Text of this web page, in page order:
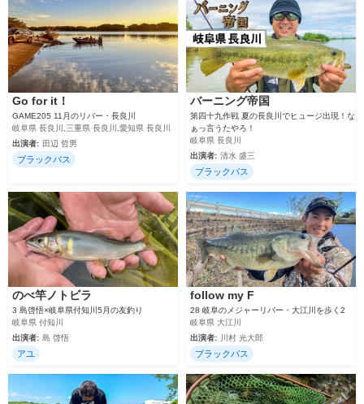
Go for it！
GAME205 11月のリバー・長良川
岐阜県 長良川,三重県 長良川,愛知県 長良川
出演者: 田辺 哲男
ブラックバス
バーニング帝国
第四十九作戦 夏の長良川でヒュージ出現！な
ぁっ言うたやろ！
岐阜県 長良川
出演者: 清水 盛三
ブラックバス
のべ竿ノトビラ
3 島啓悟×岐阜県付知川5月の友釣り
岐阜県 付知川
出演者: 島 啓悟
アユ
follow my F
28 岐阜のメジャーリバー・大江川を歩く2
岐阜県 大江川
出演者: 川村 光大郎
ブラックバス